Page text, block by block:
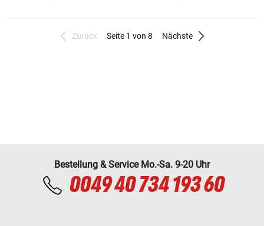
Zurück Seite 1 von 8 Nächste
Bestellung & Service Mo.-Sa. 9-20 Uhr
0049 40 734 193 60